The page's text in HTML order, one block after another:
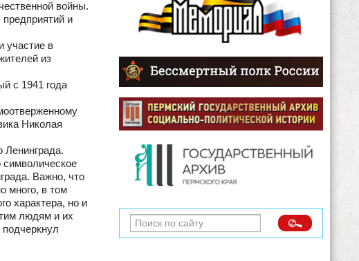
войны.
и
участие в
из
с 1941 года
Николая
Ленинграда.
Важно, что
много, в том
характера, но и
людям и их